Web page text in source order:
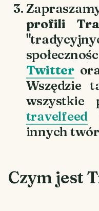
profili
Twitter
Wszędzie
travelfeed
innych
Czym jest